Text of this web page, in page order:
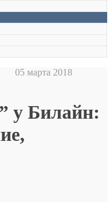
05 марта 2018
у Билайн: